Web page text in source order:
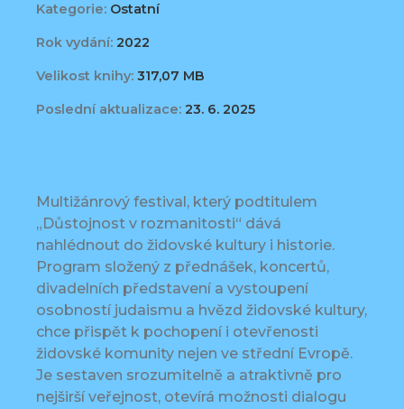
Kategorie: Ostatní
Rok vydání: 2022
Velikost knihy: 317,07 MB
Poslední aktualizace: 23. 6. 2025
Multižánrový festival, který podtitulem
„Důstojnost v rozmanitosti“ dává
nahlédnout do židovské kultury i historie.
Program složený z přednášek, koncertů,
divadelních představení a vystoupení
osobností judaismu a hvězd židovské kultury,
chce přispět k pochopení i otevřenosti
židovské komunity nejen ve střední Evropě.
Je sestaven srozumitelně a atraktivně pro
nejširší veřejnost, otevírá možnosti dialogu